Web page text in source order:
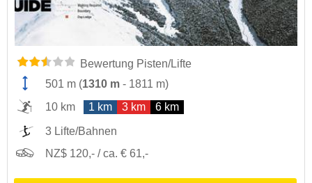
Bewertung Pisten/Lifte
501 m (1310 m - 1811 m)
10 km
1 km 3 km 6 km
3 Lifte/Bahnen
NZ$ 120,- / ca. € 61,-